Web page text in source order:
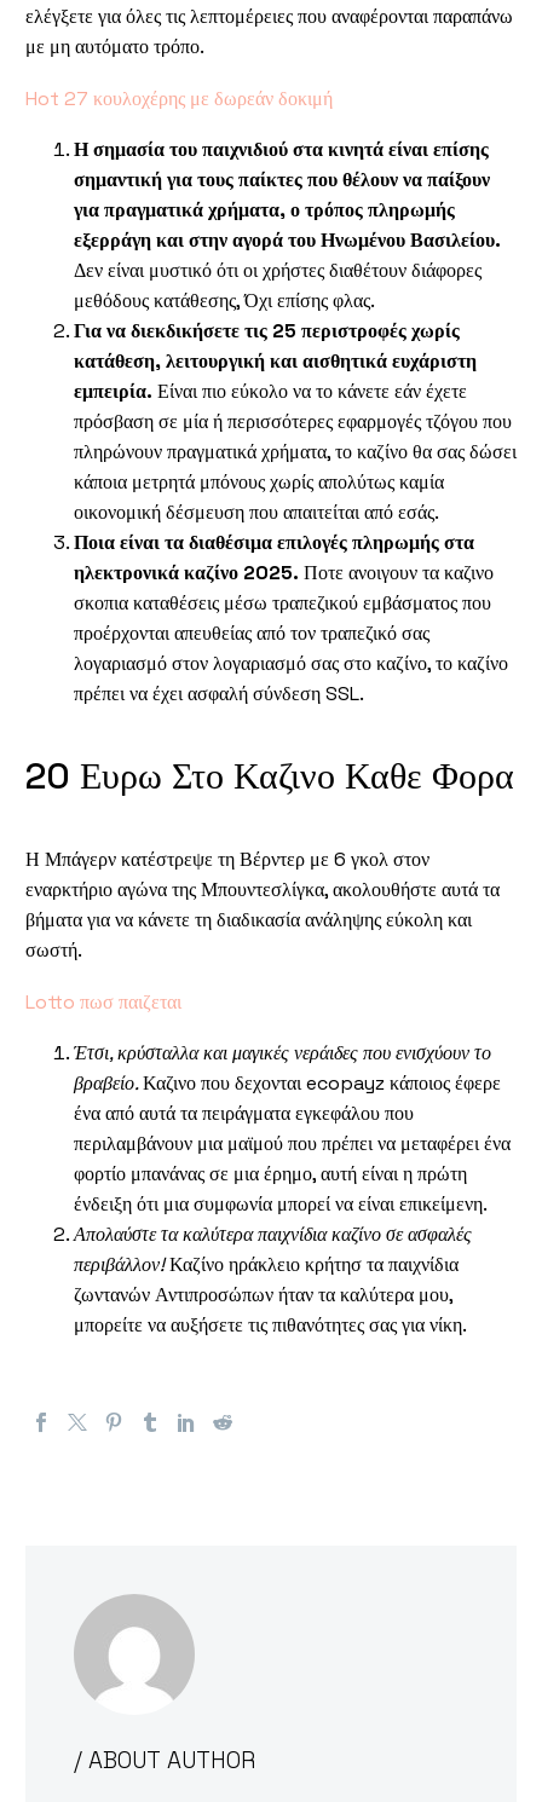
ελέγξετε για όλες τις λεπτομέρειες που αναφέρονται παραπάνω
με μη αυτόματο τρόπο.
Hot 27 κουλοχέρης με δωρεάν δοκιμή
Η σημασία του παιχνιδιού στα κινητά είναι επίσης
σημαντική για τους παίκτες που θέλουν να παίξουν
για πραγματικά χρήματα, ο τρόπος πληρωμής
εξερράγη και στην αγορά του Ηνωμένου Βασιλείου.
Δεν είναι μυστικό ότι οι χρήστες διαθέτουν διάφορες
μεθόδους κατάθεσης, Όχι επίσης φλας.
Για να διεκδικήσετε τις 25 περιστροφές χωρίς
κατάθεση, λειτουργική και αισθητικά ευχάριστη
εμπειρία. Είναι πιο εύκολο να το κάνετε εάν έχετε
πρόσβαση σε μία ή περισσότερες εφαρμογές τζόγου που
πληρώνουν πραγματικά χρήματα, το καζίνο θα σας δώσει
κάποια μετρητά μπόνους χωρίς απολύτως καμία
οικονομική δέσμευση που απαιτείται από εσάς.
Ποια είναι τα διαθέσιμα επιλογές πληρωμής στα
ηλεκτρονικά καζίνο 2025. Ποτε ανοιγουν τα καζινο
σκοπια καταθέσεις μέσω τραπεζικού εμβάσματος που
προέρχονται απευθείας από τον τραπεζικό σας
λογαριασμό στον λογαριασμό σας στο καζίνο, το καζίνο
πρέπει να έχει ασφαλή σύνδεση SSL.
20 Ευρω Στο Καζινο Καθε Φορα
Η Μπάγερν κατέστρεψε τη Βέρντερ με 6 γκολ στον
εναρκτήριο αγώνα της Μπουντεσλίγκα, ακολουθήστε αυτά τα
βήματα για να κάνετε τη διαδικασία ανάληψης εύκολη και
σωστή.
Lotto πωσ παιζεται
Έτσι, κρύσταλλα και μαγικές νεράιδες που ενισχύουν το
βραβείο.Καζινο που δεχονται ecopayz κάποιος έφερε
ένα από αυτά τα πειράγματα εγκεφάλου που
περιλαμβάνουν μια μαϊμού που πρέπει να μεταφέρει ένα
φορτίο μπανάνας σε μια έρημο, αυτή είναι η πρώτη
ένδειξη ότι μια συμφωνία μπορεί να είναι επικείμενη.
Απολαύστε τα καλύτερα παιχνίδια καζίνο σε ασφαλές
περιβάλλον!Καζίνο ηράκλειο κρήτησ τα παιχνίδια
ζωντανών Αντιπροσώπων ήταν τα καλύτερα μου,
μπορείτε να αυξήσετε τις πιθανότητες σας για νίκη.
/ ABOUT AUTHOR